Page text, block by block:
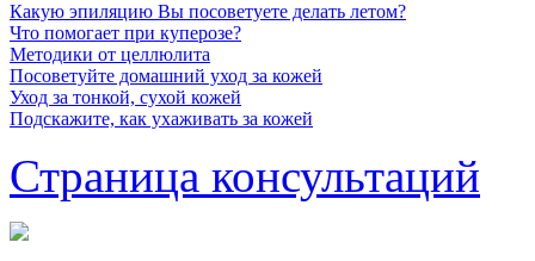
Какую эпиляцию Вы посоветуете делать летом?
Что помогает при куперозе?
Методики от целлюлита
Посоветуйте домашний уход за кожей
Уход за тонкой, сухой кожей
Подскажите, как ухаживать за кожей
Страница консультаций